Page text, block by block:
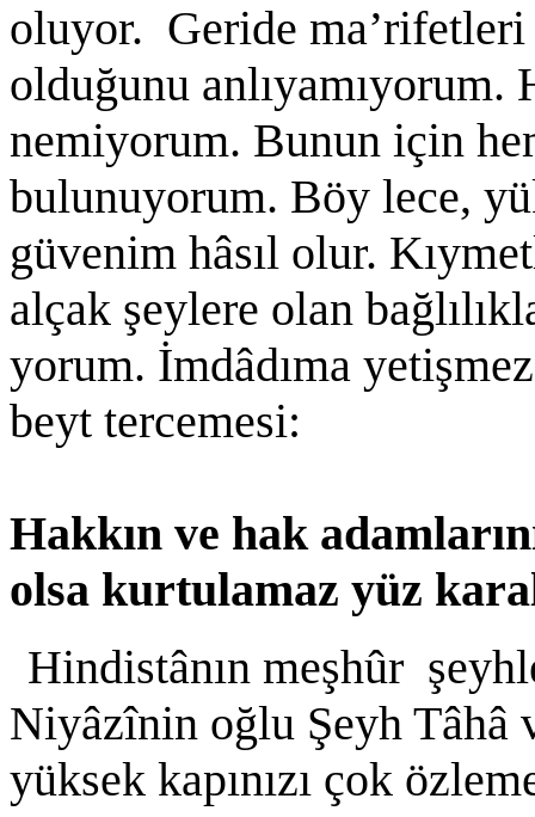
oluyor. Geride ma’rifetleri
olduğunu anlıyamıyorum.
nemiyorum. Bunun için
bulunuyorum. Böy lece,
güvenim hâsıl olur.
alçak şeylere olan
yorum. İmdâdıma
beyt tercemesi:
Hakkın ve hak
olsa kurtulamaz yüz
Hindistânın meşhûr
Niyâzînin oğlu Şeyh Tâhâ
yüksek kapınızı çok